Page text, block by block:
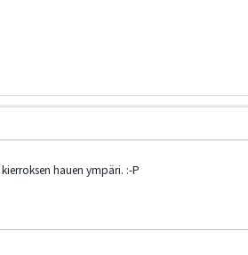
hauen ympäri. :-P